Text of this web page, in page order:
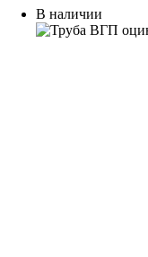
В наличии